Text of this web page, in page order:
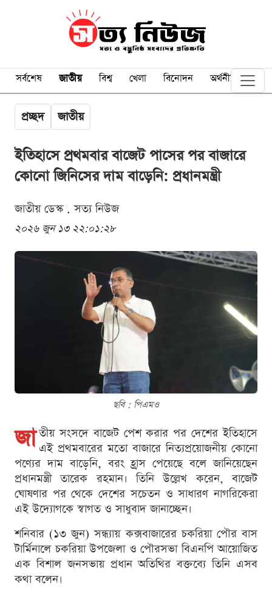
সর্বশেষ জাতীয় বিশ্ব খেলা বিনোদন অর্থনীতি
প্রচ্ছদ জাতীয়
ইতিহাসে প্রথমবার বাজেট পাসের পর বাজারে
কোনো জিনিসের দাম বাড়েনি: প্রধানমন্ত্রী
জাতীয় ডেস্ক . সত্য নিউজ
২০২৬ জুন ১৩ ২২:০১:২৮
ছবি : পিএমও
জা তীয় সংসদে বাজেট পেশ করার পর দেশের ইতিহাসে
এই প্রথমবারের মতো বাজারে নিত্যপ্রয়োজনীয় কোনো
পণ্যের দাম বাড়েনি, বরং হ্রাস পেয়েছে বলে জানিয়েছেন
প্রধানমন্ত্রী তারেক রহমান। তিনি উল্লেখ করেন, বাজেট
ঘোষণার পর থেকে দেশের সচেতন ও সাধারণ নাগরিকেরা
এই উদ্যোগকে স্বাগত ও সাধুবাদ জানাচ্ছেন।
শনিবার (১৩ জুন) সন্ধ্যায় কক্সবাজারের চকরিয়া পৌর বাস
টার্মিনালে চকরিয়া উপজেলা ও পৌরসভা বিএনপি আয়োজিত
এক বিশাল জনসভায় প্রধান অতিথির বক্তব্যে তিনি এসব
কথা বলেন।